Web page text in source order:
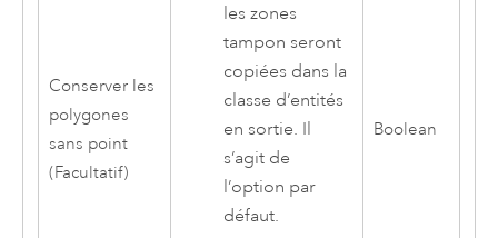
Conserver les
polygones
sans point
(Facultatif)
les zones
tampon seront
copiées dans la
classe d’entités
en sortie. Il
s’agit de
l’option par
défaut.
Boolean